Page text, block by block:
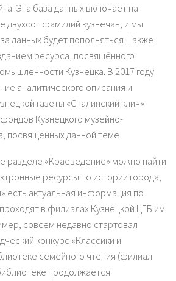
Эта база данных включает на
двухсот фамилий кузнечан, и мы
данных будет пополняться. Также
ресурса, посвящённого
Кузнецка. В 2017 году
аналитического описания и
газеты «Сталинский клич»
Кузнецкого музейно-
посвящённых данной теме.
разделе «Краеведение» можно найти
ресурсы по истории города,
есть актуальная информация по
в филиалах Кузнецкой ЦГБ им.
совсем недавно стартовал
конкурс «Классики и
семейного чтения (филиал
продолжается